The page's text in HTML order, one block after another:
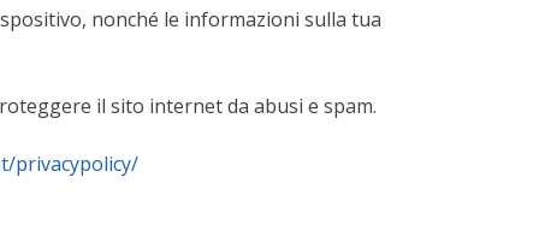
nonché le informazioni sulla tua
il sito internet da abusi e spam.
privacypolicy/